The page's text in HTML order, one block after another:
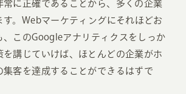
常に正確であることから、多くの企業
す。Webマーケティングにそれほどお
、このGoogleアナリティクスをしっか
を講じていけば、ほとんどの企業がホ
集客を達成することができるはずで